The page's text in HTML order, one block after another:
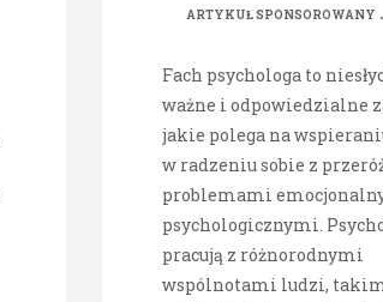
ARTYKUŁ SPONSOROWANY .
Fach psychologa to
ważne i odpowiedzialne
jakie polega na
w radzeniu sobie z
problemami
psychologicznymi.
pracują z różnorodnymi
wspólnotami ludzi,